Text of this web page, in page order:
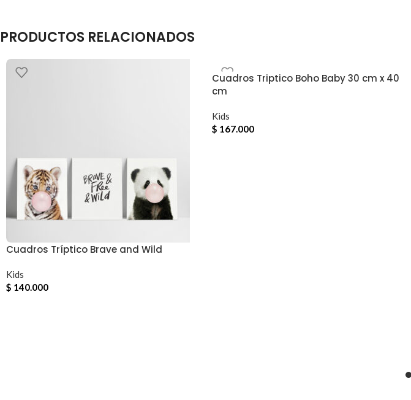
PRODUCTOS RELACIONADOS
Cuadros Tríptico Brave and Wild
Kids
$ 140.000
Cuadros Triptico Boho Baby 30 cm x 40
cm
Kids
$ 167.000